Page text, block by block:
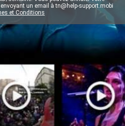
un email àtn@help-support.mobi
et Conditions